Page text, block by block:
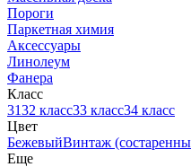
Пороги
Паркетная химия
Аксессуары
Линолеум
Фанера
Класс
3132 класс33 класс34 класс
Цвет
БежевыйВинтаж
Еще